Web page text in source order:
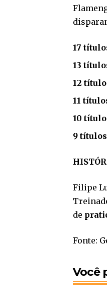
17
13
12
11
10
9
Filipe
de
Fonte:
Você